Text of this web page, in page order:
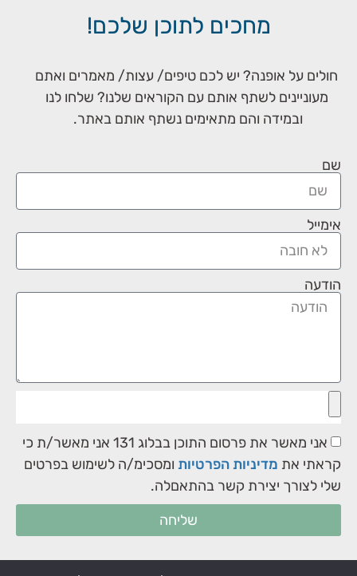
מחכים לתוכן שלכם!
חולים על אופנה? יש לכם טיפים/ עצות/ מאמרים ואתם
מעוניינים לשתף אותם עם הקוראים שלנו? שלחו לנו
ובמידה והם מתאימים נשתף אותם באתר.
שם
אימייל
הודעה
אני מאשר את פרסום התוכן בבלוג 131 אני מאשר/ת כי
קראתי את מדיניות הפרטיות ומסכימ/ה לשימוש בפרטים
שלי לצורך יצירת קשר בהתאםלה.
שליחה